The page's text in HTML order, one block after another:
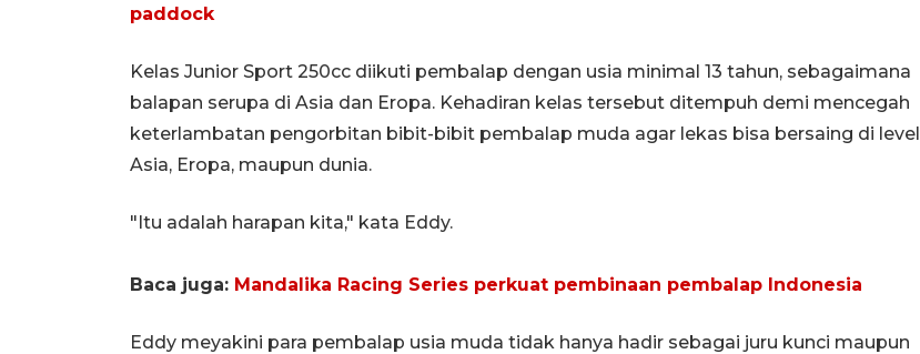
paddock
Kelas Junior Sport 250cc diikuti pembalap dengan usia minimal 13 tahun, sebagaimana
balapan serupa di Asia dan Eropa. Kehadiran kelas tersebut ditempuh demi mencegah
keterlambatan pengorbitan bibit-bibit pembalap muda agar lekas bisa bersaing di level
Asia, Eropa, maupun dunia.
"Itu adalah harapan kita," kata Eddy.
Baca juga: Mandalika Racing Series perkuat pembinaan pembalap Indonesia
Eddy meyakini para pembalap usia muda tidak hanya hadir sebagai juru kunci maupun